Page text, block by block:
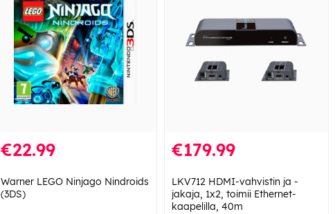
€22.99
Warner LEGO Ninjago Nindroids
(3DS)
€179.99
LKV712 HDMI-vahvistin ja -
jakaja, 1x2, toimii Ethernet-
kaapelilla, 40m